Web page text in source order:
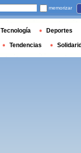
memorizar
Tecnología Deportes
Tendencias